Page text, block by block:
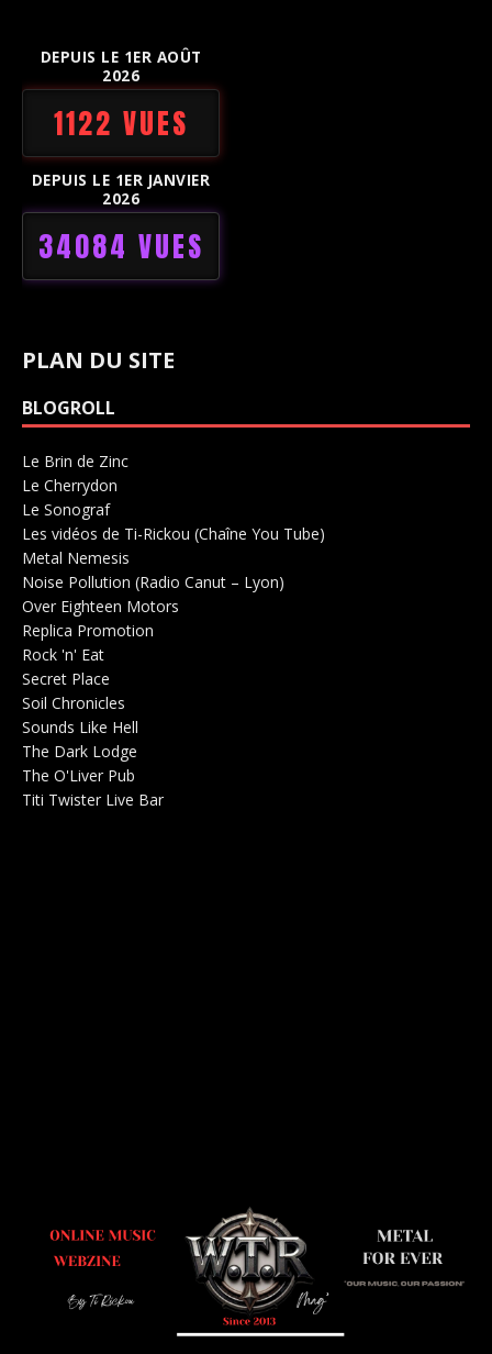
DEPUIS LE 1ER AOÛT
2026
1122 VUES
DEPUIS LE 1ER JANVIER
2026
34084 VUES
PLAN DU SITE
BLOGROLL
Le Brin de Zinc
Le Cherrydon
Le SonografSalle de concerts 0
Les vidéos de Ti-Rickou (Chaîne You Tube)
Metal Nemesis
Noise Pollution (Radio Canut – Lyon)
Over Eighteen Motors
Replica Promotion
Rock 'n' Eat
Secret Place
Soil Chronicles
Sounds Like Hell
The Dark Lodge
The O'Liver Pub
Titi Twister Live Bar